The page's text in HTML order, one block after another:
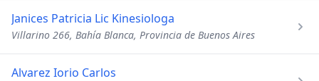
Janices Patricia Lic Kinesiologa
Villarino 266, Bahía Blanca, Provincia de Buenos Aires
Alvarez Iorio Carlos